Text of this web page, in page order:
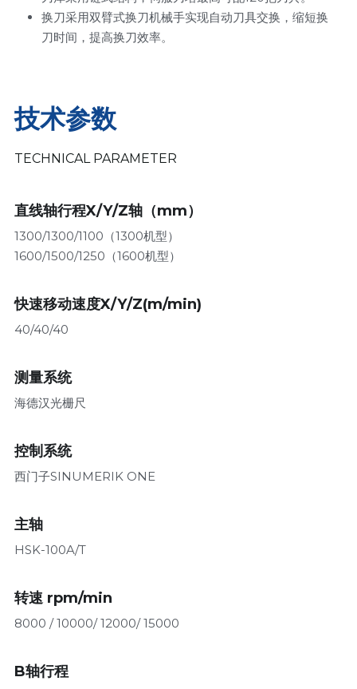
换刀采用双臂式换刀机械手实现自动刀具交换，缩短换
刀时间，提高换刀效率。
技术参数
TECHNICAL PARAMETER
直线轴行程X/Y/Z轴（mm）
1300/1300/1100（1300机型）
1600/1500/1250（1600机型）
快速移动速度X/Y/Z(m/min)
40/40/40
测量系统
海德汉光栅尺
控制系统
西门子SINUMERIK ONE
主轴
HSK-100A/T
转速 rpm/min
8000 / 10000/ 12000/ 15000
B轴行程